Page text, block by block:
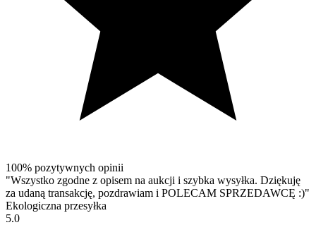
100% pozytywnych opinii
"Wszystko zgodne z opisem na aukcji i szybka wysyłka. Dziękuję
za udaną transakcję, pozdrawiam i POLECAM SPRZEDAWCĘ :)"
Ekologiczna przesyłka
5.0